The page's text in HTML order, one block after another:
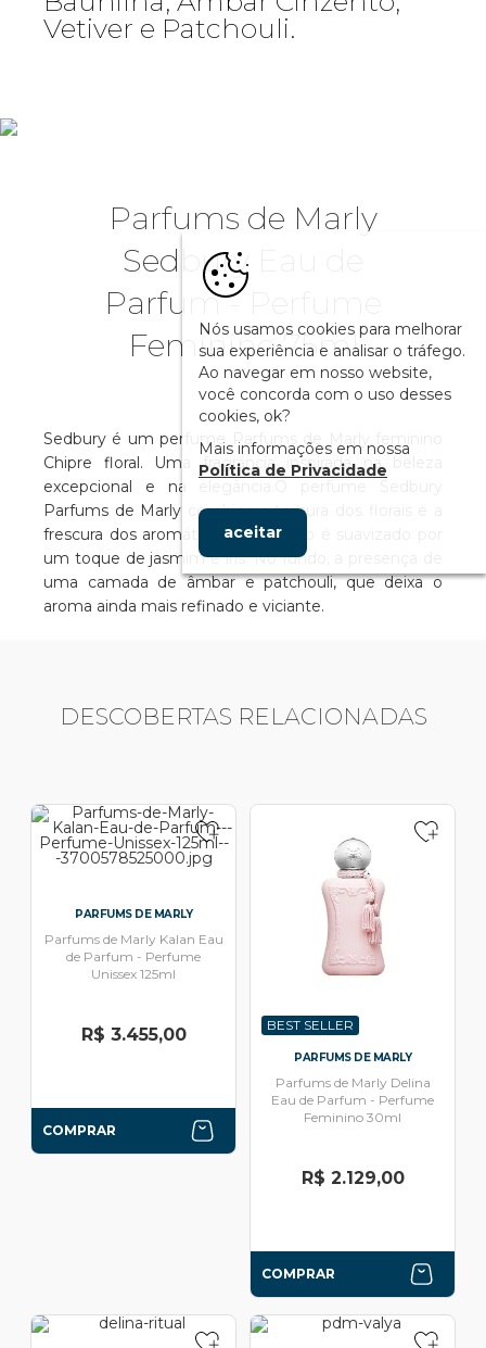
Vetiver e Patchouli.
Parfums de Marly
Sedbury Eau de
Parfum - Perfume
Feminino 75ml
Sedbury é um perfume Parfums de Marly feminino
Chipre floral. Uma fragrância inspirada na beleza
excepcional e na elegância.O perfume Sedbury
Parfums de Marly combina a ternura dos florais e a
frescura dos aromáticos. O coração é suavizado por
um toque de jasmim e íris. No fundo, a presença de
uma camada de âmbar e patchouli, que deixa o
aroma ainda mais refinado e viciante.
DESCOBERTAS RELACIONADAS
PARFUMS DE MARLY
Parfums de Marly Kalan Eau
de Parfum - Perfume
Unissex 125ml
R$ 3.455,00
COMPRAR
BEST SELLER
PARFUMS DE MARLY
Parfums de Marly Delina
Eau de Parfum - Perfume
Feminino 30ml
R$ 2.129,00
COMPRAR
Nós usamos cookies para melhorar
sua experiência e analisar o tráfego.
Ao navegar em nosso website,
você concorda com o uso desses
cookies, ok?
Mais informações em nossa
Política de Privacidade
aceitar